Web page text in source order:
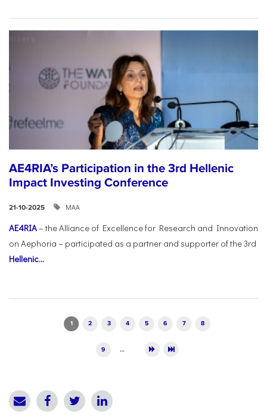
AE4RIA’s Participation in the 3rd Hellenic
Impact Investing Conference
21-10-2025 ΜΑΑ
AE4RIA– the Alliance of Excellence for Research and Innovation
on Aephoria – participated as a partner and supporter of the 3rd
Hellenic...
1 2 3 4 5 6 7 8
9 …